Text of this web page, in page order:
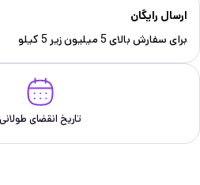
ارسال رایگان
برای سفارش‌ بالای 5 میلیون زیر 5 کیلو
تاریخ انقضای طولانی